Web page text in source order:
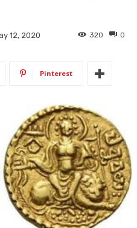
12, 2020 0
320
Pinterest